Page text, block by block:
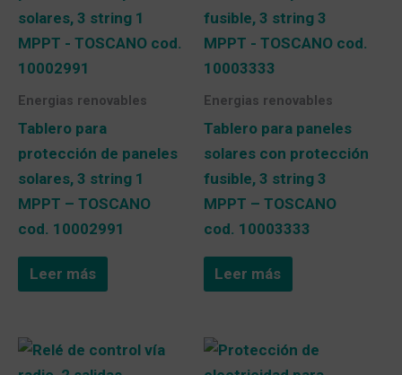
Energias renovables
Tablero para
protección de paneles
solares, 3 string 1
MPPT – TOSCANO
cod. 10002991
Leer más
Energias renovables
Tablero para paneles
solares con protección
fusible, 3 string 3
MPPT – TOSCANO
cod. 10003333
Leer más